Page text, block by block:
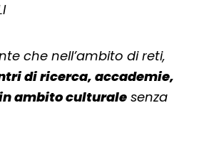
che nell’ambito di reti,
di ricerca, accademie,
ambito culturalesenza